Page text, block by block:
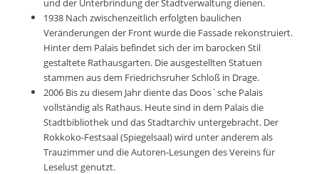
und der Unterbrindung der Stadtverwaltung dienen.
1938 Nach zwischenzeitlich erfolgten baulichen
Veränderungen der Front wurde die Fassade rekonstruiert.
Hinter dem Palais befindet sich der im barocken Stil
gestaltete Rathausgarten. Die ausgestellten Statuen
stammen aus dem Friedrichsruher Schloß in Drage.
2006 Bis zu diesem Jahr diente das Doos`sche Palais
vollständig als Rathaus. Heute sind in dem Palais die
Stadtbibliothek und das Stadtarchiv untergebracht. Der
Rokkoko-Festsaal (Spiegelsaal) wird unter anderem als
Trauzimmer und die Autoren-Lesungen des Vereins für
Leselust genutzt.